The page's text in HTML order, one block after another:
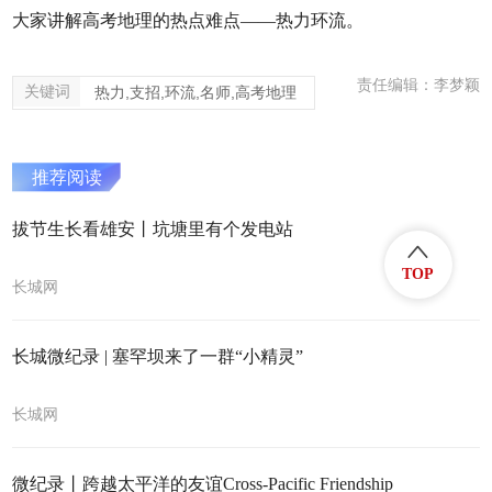
大家讲解高考地理的热点难点——热力环流。
关键词 热力,支招,环流,名师,高考地理 责任编辑：李梦颖
推荐阅读
拔节生长看雄安丨坑塘里有个发电站
长城网
长城微纪录 | 塞罕坝来了一群“小精灵”
长城网
微纪录丨跨越太平洋的友谊Cross-Pacific Friendship
TOP